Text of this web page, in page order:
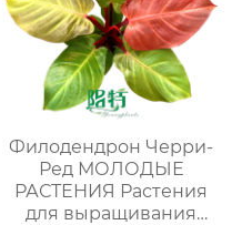
Филодендрон Черри-
Ред МОЛОДЫЕ
РАСТЕНИЯ Растения
для выращивания